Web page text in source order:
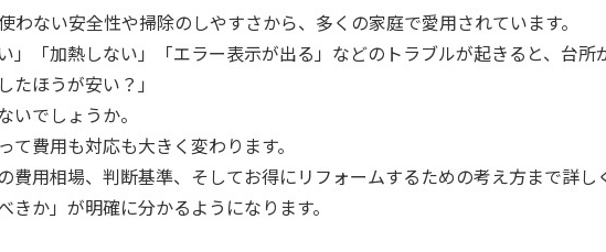
ない安全性や掃除のしやすさから、多くの家庭で愛用されています。
」「加熱しない」「エラー表示が出る」などのトラブルが起きると、台所
たほうが安い？」
でしょうか。
費用も対応も大きく変わります。
費用相場、判断基準、そしてお得にリフォームするための考え方まで詳し
か」が明確に分かるようになります。